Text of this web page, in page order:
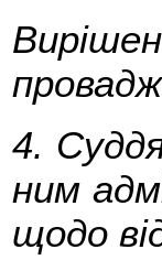
4.
ним
щодо